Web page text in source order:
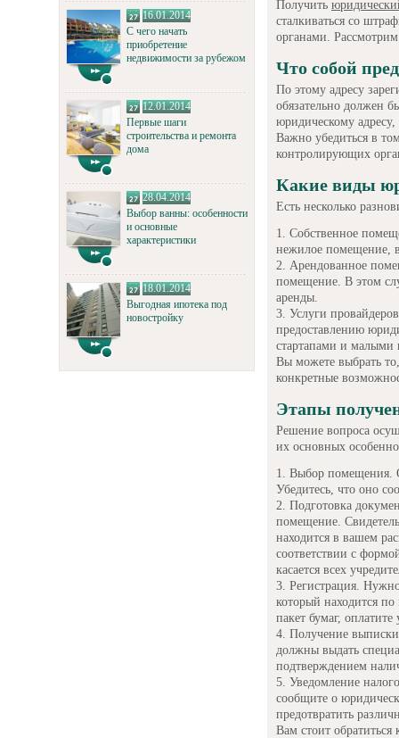
16.01.2014
С чего начать
приобретение
недвижимости за рубежом
12.01.2014
Первые шаги
строительства и ремонта
дома
28.04.2014
Выбор ванны: особенности
и основные
характеристики
18.01.2014
Выгодная ипотека под
новостройку
Получить
сталкиваться со
органами.
Что собой
По этому адресу
обязательно должен
юридическому адресу,
Важно убедиться в
контролирующих
Какие виды
Есть несколько
Собственное
нежилое помещение,
Арендованное
помещение. В этом
аренды.
Услуги
предоставлению
стартапами и малыми
Вы можете выбрать
конкретные
Этапы
Решение вопроса
их основных
Выбор помещения.
Убедитесь, что оно
Подготовка
помещение.
находится в вашем
соответствии с
касается всех
Регистрация.
который находится
пакет бумаг,
Получение
должны выдать
подтверждением
Уведомление
сообщите о
предотвратить
Вам стоит